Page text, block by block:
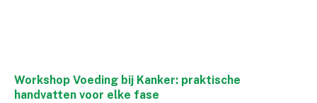
Workshop Voeding bij Kanker: praktische
handvatten voor elke fase